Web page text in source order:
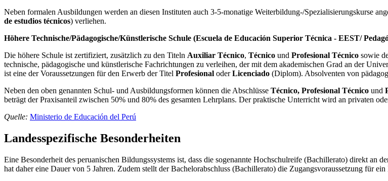
Neben formalen Ausbildungen werden an diesen Instituten auch 3-5-monatige Weiterbildung-/Spezialisierungskurse
de estudios técnicos) verliehen.
Höhere Technische/Pädagogische/Künstlerische Schule (Escuela de Educación Superior Técnica - EEST/
Die höhere Schule ist zertifiziert, zusätzlich zu den Titeln Auxiliar Técnico, Técnico und Profesional Técnico sowie
technische, pädagogische und künstlerische Fachrichtungen zu verleihen, der mit dem akademischen Grad an der
ist eine der Voraussetzungen für den Erwerb der Titel Profesional oderLicenciado (Diplom). Absolventen von
Neben den oben genannten Schul- und Ausbildungsformen können die Abschlüsse Técnico, Profesional Técnico und
beträgt der Praxisanteil zwischen 50% und 80% des gesamten Lehrplans. Der praktische Unterricht wird an privaten
Quelle: Ministerio de Educación del Perú
Landesspezifische Besonderheiten
Eine Besonderheit des peruanischen Bildungssystems ist, dass die sogenannte Hochschulreife (Bachillerato) direkt an
hat daher eine Dauer von 5 Jahren. Zudem stellt der Bachelorabschluss (Bachillerato) die Zugangsvoraussetzung für